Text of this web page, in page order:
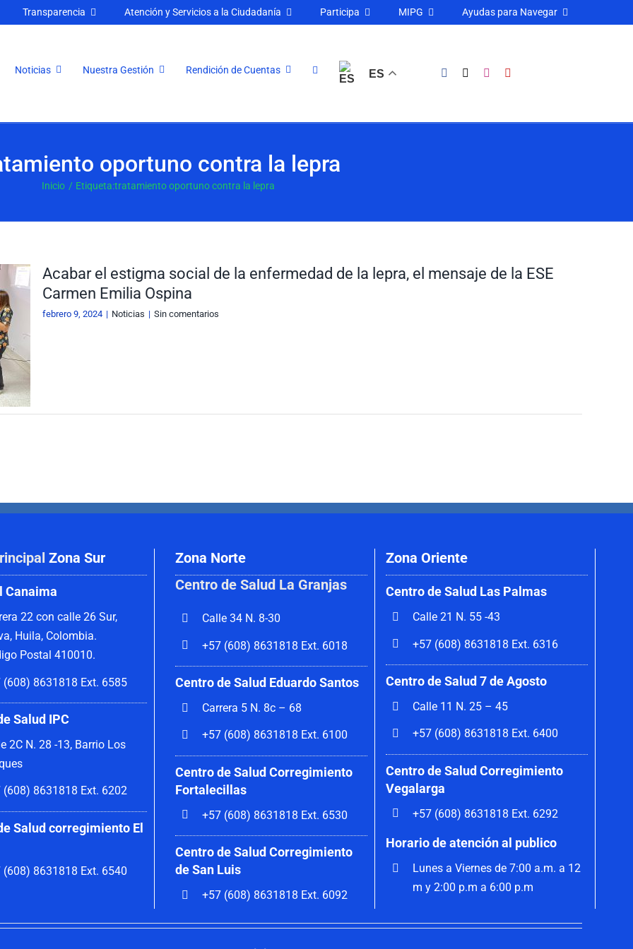
Transparencia Atención y Servicios a la Ciudadanía Participa MIPG Ayudas para Navegar
Noticias Nuestra Gestión Rendición de Cuentas ES
oportuno contra la lepra
Inicio Etiqueta:tratamiento oportuno contra la lepra
Acabar el estigma social de la enfermedad de la lepra, el mensaje de la ESE
Carmen Emilia Ospina
febrero 9, 2024 | Noticias | Sin comentarios
Zona Sur
Canaima
22 con calle 26 Sur,
Huila, Colombia.
Postal 410010.
(608) 8631818 Ext. 6585
Salud IPC
2C N. 28 -13, Barrio Los
(608) 8631818 Ext. 6202
Salud corregimiento El
(608) 8631818 Ext. 6540
Zona Norte
Centro de Salud La Granjas
Calle 34 N. 8-30
+57 (608) 8631818 Ext. 6018
Centro de Salud Eduardo Santos
Carrera 5 N. 8c – 68
+57 (608) 8631818 Ext. 6100
Centro de Salud Corregimiento
Fortalecillas
+57 (608) 8631818 Ext. 6530
Centro de Salud Corregimiento
de San Luis
+57 (608) 8631818 Ext. 6092
Zona Oriente
Centro de Salud Las Palmas
Calle 21 N. 55 -43
+57 (608) 8631818 Ext. 6316
Centro de Salud 7 de Agosto
Calle 11 N. 25 – 45
+57 (608) 8631818 Ext. 6400
Centro de Salud Corregimiento
Vegalarga
+57 (608) 8631818 Ext. 6292
Horario de atención al publico
Lunes a Viernes de 7:00 a.m. a 12
m y 2:00 p.m a 6:00 p.m